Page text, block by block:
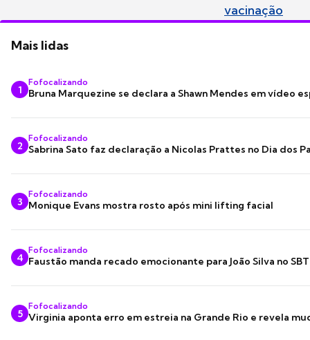
vacinação
Mais lidas
1
Fofocalizando
Bruna Marquezine se declara a Shawn Mendes em vídeo
2
Fofocalizando
Sabrina Sato faz declaração a Nicolas Prattes no Dia dos
3
Fofocalizando
Monique Evans mostra rosto após mini lifting facial
4
Fofocalizando
Faustão manda recado emocionante para João Silva no SBT
5
Fofocalizando
Virginia aponta erro em estreia na Grande Rio e revela